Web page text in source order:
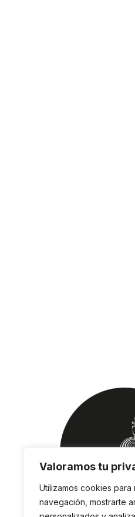
Valoramos tu
Utilizamos cookies
navegación, mostrarte